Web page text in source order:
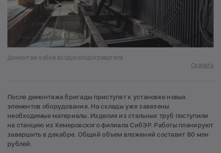
Демонтаж кубов воздухоподогревателя
Скачать
После демонтажа бригады приступят к установке новых
элементов оборудования. На склады уже завезены
необходимые материалы. Изделия из стальных труб поступили
на станцию из Кемеровского филиала СибЭР. Работы планируют
завершить в декабре. Общий объем вложений составит 80 млн
рублей.